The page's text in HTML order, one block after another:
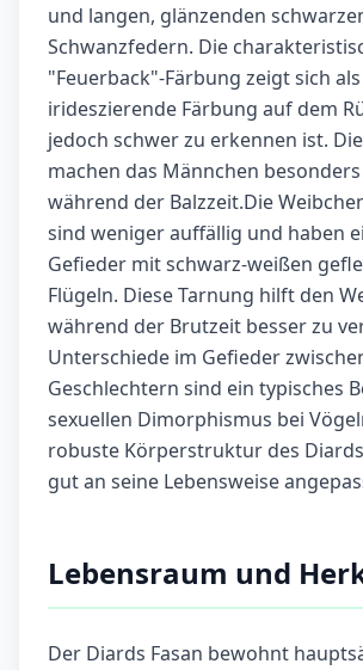
und langen, glänzenden
Schwanzfedern. Die
"Feuerback"-Färbung zeigt sich
irideszierende Färbung auf dem
jedoch schwer zu erkennen ist.
machen das Männchen
während der Balzzeit.Die
sind weniger auffällig und haben
Gefieder mit schwarz-weißen
Flügeln. Diese Tarnung hilft den
während der Brutzeit besser zu
Unterschiede im Gefieder
Geschlechtern sind ein typisches
sexuellen Dimorphismus bei
robuste Körperstruktur des
gut an seine Lebensweise
Lebensraum und
Der Diards Fasan bewohnt